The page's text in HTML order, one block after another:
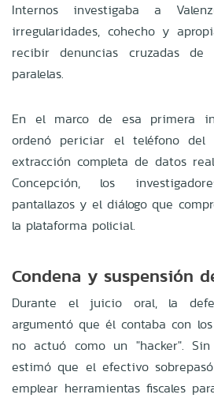
Internos investigaba a
irregularidades, cohecho y
recibir denuncias cruzadas
paralelas.
En el marco de esa primera
ordenó periciar el teléfono del
extracción completa de datos
Concepción, los
pantallazos y el diálogo que
la plataforma policial.
Condena y suspensión
Durante el juicio oral, la
argumentó que él contaba con
no actuó como un "hacker".
estimó que el efectivo
emplear herramientas fiscales